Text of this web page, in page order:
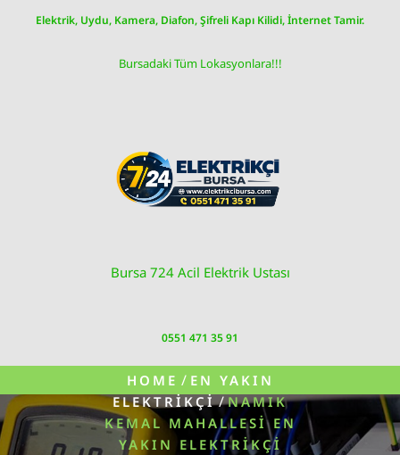
Elektrik, Uydu, Kamera, Diafon, Şifreli Kapı Kilidi, İnternet Tamir.
Bursadaki Tüm Lokasyonlara!!!
Bursa 724 Acil Elektrik Ustası
0551 471 35 91
HOME / EN YAKIN
ELEKTRIKÇI/NAMIK
KEMAL MAHALLESI EN
YAKIN ELEKTRIKÇI